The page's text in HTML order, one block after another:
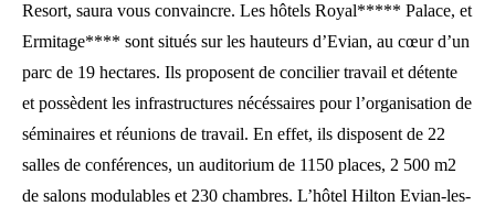
Resort, saura vous convaincre. Les hôtels Royal***** Palace, et
Ermitage**** sont situés sur les hauteurs d’Evian, au cœur d’un
parc de 19 hectares. Ils proposent de concilier travail et détente
et possèdent les infrastructures nécéssaires pour l’organisation de
séminaires et réunions de travail. En effet, ils disposent de 22
salles de conférences, un auditorium de 1150 places, 2 500 m2
de salons modulables et 230 chambres. L’hôtel Hilton Evian-les-